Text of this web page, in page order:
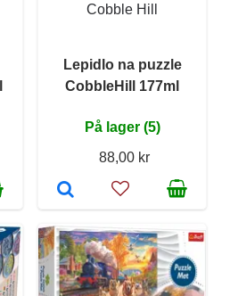
Cobble Hill
Lepidlo na puzzle
CobbleHill 177ml
På lager (5)
88,00 kr